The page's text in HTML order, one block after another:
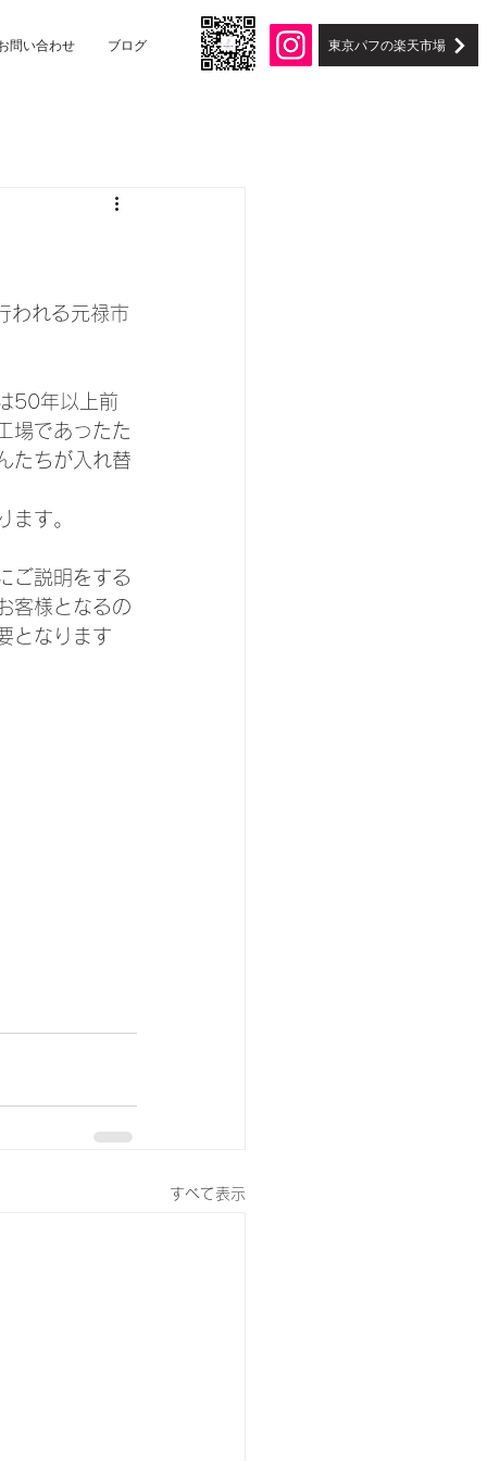
問い合わせ ブログ 東京パフの楽天市場
われる元禄市
50年以上前
場であったた
たちが入れ替
ます。
ご説明をする
客様となるの
となります
すべて表示